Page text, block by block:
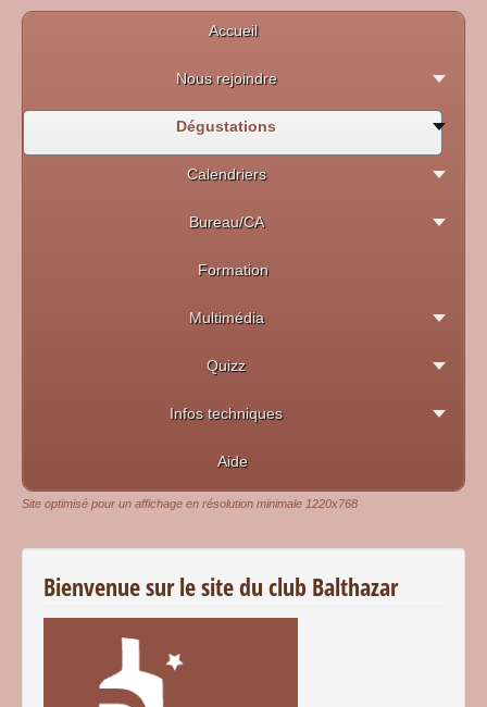
Accueil
Nous rejoindre
Dégustations
Calendriers
Bureau/CA
Formation
Multimédia
Quizz
Infos techniques
Aide
Site optimisé pour un affichage en résolution minimale 1220x768
Bienvenue sur le site du club Balthazar